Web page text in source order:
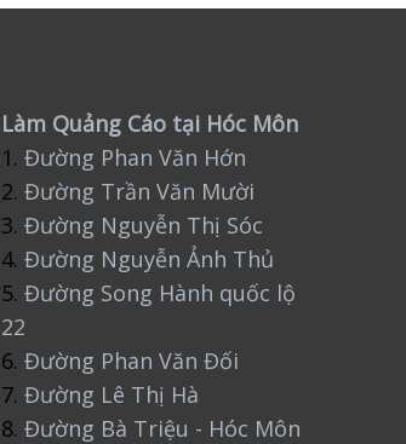
Làm Quảng Cáo tại Hóc Môn
1. Đường Phan Văn Hớn
2. Đường Trần Văn Mười
3. Đường Nguyễn Thị Sóc
4. Đường Nguyễn Ảnh Thủ
5. Đường Song Hành quốc lộ
22
6. Đường Phan Văn Đối
7. Đường Lê Thị Hà
8. Đường Bà Triệu - Hóc Môn